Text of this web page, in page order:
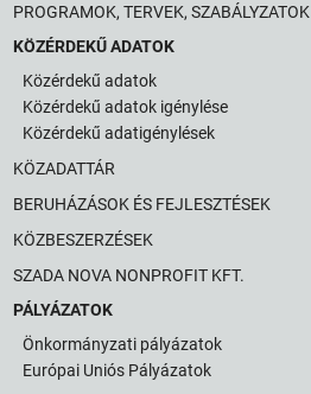
PROGRAMOK, TERVEK, SZABÁLYZATOK
KÖZÉRDEKŰ ADATOK
Közérdekű adatok
Közérdekű adatok igénylése
Közérdekű adatigénylések
KÖZADATTÁR
BERUHÁZÁSOK ÉS FEJLESZTÉSEK
KÖZBESZERZÉSEK
SZADA NOVA NONPROFIT KFT.
PÁLYÁZATOK
Önkormányzati pályázatok
Európai Uniós Pályázatok